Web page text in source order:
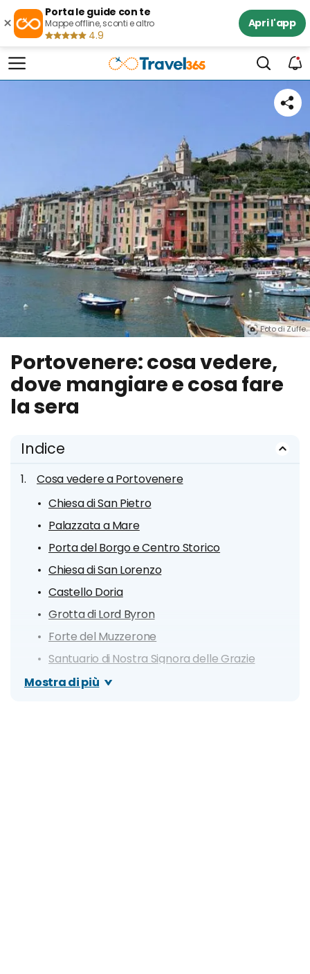
×
Porta le guide con te
Mappe offline, sconti e altro
4.9
Apri l'app
Foto di Zuffe.
Portovenere: cosa vedere,
dove mangiare e cosa fare
la sera
Indice
Cosa vedere a Portovenere
Chiesa di San Pietro
Palazzata a Mare
Porta del Borgo e Centro Storico
Chiesa di San Lorenzo
Castello Doria
Grotta di Lord Byron
Forte del Muzzerone
Santuario di Nostra Signora delle Grazie
Giro delle isole
Mostra di più